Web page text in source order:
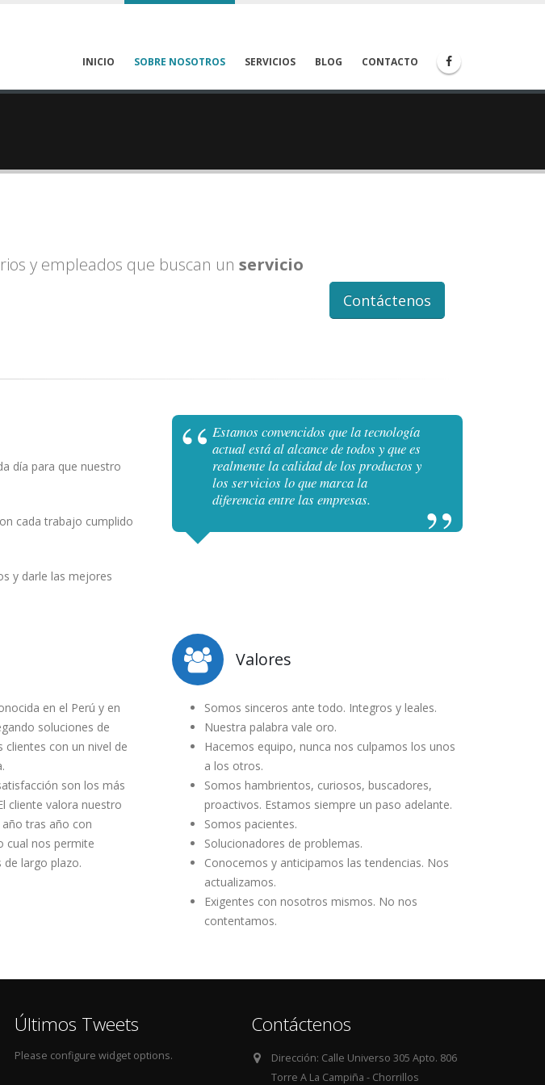
INICIO SOBRE NOSOTROS SERVICIOS BLOG CONTACTO
y empleados que buscan un servicio
Contáctenos
día para que nuestro
cada trabajo cumplido
y darle las mejores
Estamos convencidos que la tecnología
actual está al alcance de todos y que es
realmente la calidad de los productos y
los servicios lo que marca la
diferencia entre las empresas.
en el Perú y en
soluciones de
con un nivel de
son los más
cliente valora nuestro
tras año con
cual nos permite
de largo plazo.
Valores
Somos sinceros ante todo. Integros y leales.
Nuestra palabra vale oro.
Hacemos equipo, nunca nos culpamos los unos
a los otros.
Somos hambrientos, curiosos, buscadores,
proactivos. Estamos siempre un paso adelante.
Somos pacientes.
Solucionadores de problemas.
Conocemos y anticipamos las tendencias. Nos
actualizamos.
Exigentes con nosotros mismos. No nos
contentamos.
Últimos Tweets
Please configure widget options.
Contáctenos
Dirección: Calle Universo 305 Apto. 806
Torre A La Campiña - Chorrillos